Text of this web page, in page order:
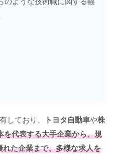
しており、 トヨタ自動車や株
を代表する大手企業から、規
た企業まで、多様な求人を